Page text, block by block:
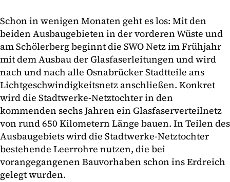
Schon in wenigen Monaten geht es los: Mit den
beiden Ausbaugebieten in der vorderen Wüste und
am Schölerberg beginnt die SWO Netz im Frühjahr
mit dem Ausbau der Glasfaserleitungen und wird
nach und nach alle Osnabrücker Stadtteile ans
Lichtgeschwindigkeitsnetz anschließen. Konkret
wird die Stadtwerke-Netztochter in den
kommenden sechs Jahren ein Glasfaserverteilnetz
von rund 650 Kilometern Länge bauen. In Teilen des
Ausbaugebiets wird die Stadtwerke-Netztochter
bestehende Leerrohre nutzen, die bei
vorangegangenen Bauvorhaben schon ins Erdreich
gelegt wurden.